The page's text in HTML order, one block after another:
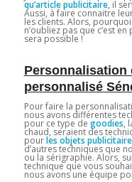
qu’article publicitaire, il
Aussi, à faire connaitre
les clients. Alors,
n’oubliez pas que c’est
sera possible !
Personnalisation
personnalisé
Pour faire la
nous avons différentes
pour ce type de goodies,
chaud, seraient des
pourles objets
d’autres techniques que
ou la sérigraphie. Alors,
technique que vous
nous avons une équipe